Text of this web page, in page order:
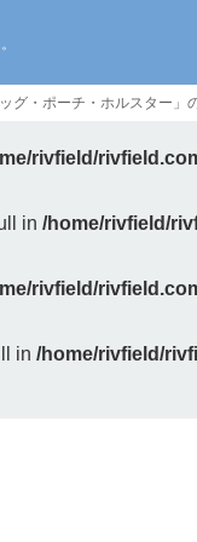
グ・ポーチ・ホルスター」
rivfield/
in /home/rivfield/
rivfield/
in /home/rivfield/